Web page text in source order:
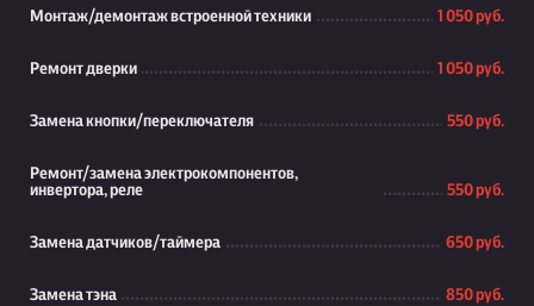
Монтаж/демонтаж встроенной техники 1 050 руб.
Ремонт дверки 1 050 руб.
Замена кнопки/переключателя 550 руб.
Ремонт/замена электрокомпонентов,
инвертора, реле
550 руб.
Замена датчиков/таймера 650 руб.
Замена тэна 850 руб.